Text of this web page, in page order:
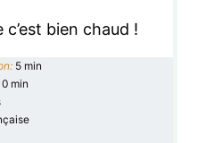
bien chaud !
5 min
min